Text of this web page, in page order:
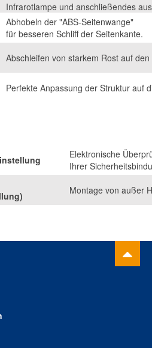
Infrarotlampe und anschließendes
Abhobeln der "ABS-Seitenwange"
für besseren Schliff der Seitenkante.
Abschleifen von starkem Rost auf
Perfekte Anpassung der Struktur auf
Elektronische
Ihrer
Montage von außer